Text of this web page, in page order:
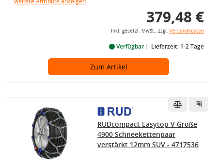
379,48 €
inkl. gesetzl. MwSt., zzgl. Versandkosten
Verfügbar Lieferzeit: 1-2 Tage
Zum Artikel
RUDcompact Easytop V Größe
4900 Schneekettenpaar
verstärkt 12mm SUV - 4717536